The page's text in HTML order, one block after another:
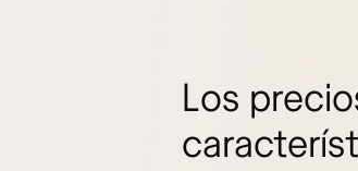
Los